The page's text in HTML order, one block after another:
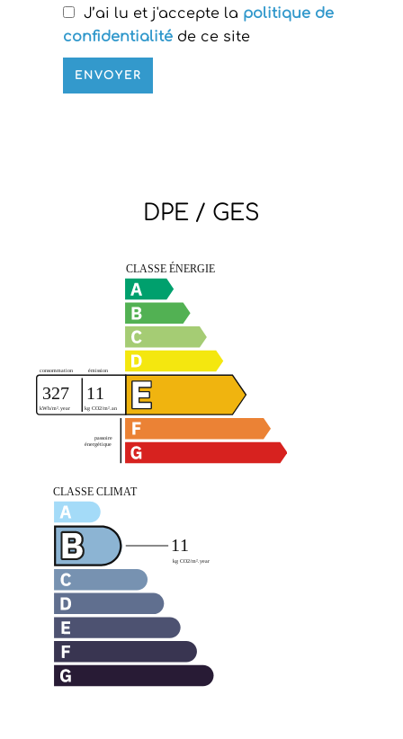
J’ai lu et j'accepte la politique de
confidentialité de ce site
ENVOYER
DPE / GES